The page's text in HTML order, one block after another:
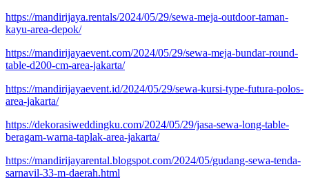
https://mandirijaya.rentals/2024/05/29/sewa-meja-outdoor-taman-
kayu-area-depok/
https://mandirijayaevent.com/2024/05/29/sewa-meja-bundar-round-
table-d200-cm-area-jakarta/
https://mandirijayaevent.id/2024/05/29/sewa-kursi-type-futura-polos-
area-jakarta/
https://dekorasiweddingku.com/2024/05/29/jasa-sewa-long-table-
beragam-warna-taplak-area-jakarta/
https://mandirijayarental.blogspot.com/2024/05/gudang-sewa-tenda-
sarnavil-33-m-daerah.html